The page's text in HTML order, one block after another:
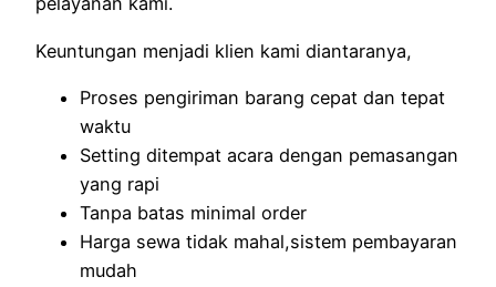
Keuntungan menjadi klien kami diantaranya,
Proses pengiriman barang cepat dan tepat
waktu
Setting ditempat acara dengan pemasangan
yang rapi
Tanpa batas minimal order
Harga sewa tidak mahal,sistem pembayaran
mudah